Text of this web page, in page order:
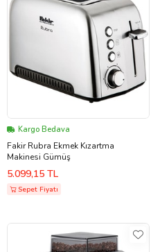
Kargo Bedava
Fakir Rubra Ekmek Kızartma
Makinesi Gümüş
5.099,15 TL
Sepet Fiyatı